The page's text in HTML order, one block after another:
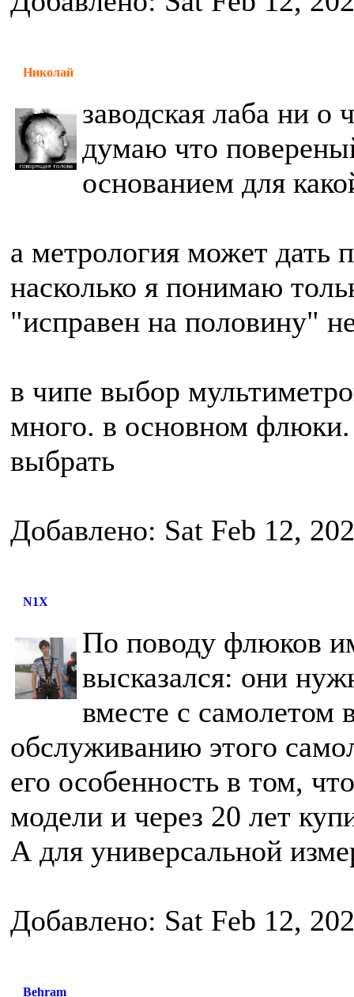
Николай
заводская лаба ни о
думаю что
основанием для
а метрология может дать
насколько я понимаю
"исправен на половину"
в чипе выбор
много. в основном
выбрать
Добавлено: Sat Feb 12,
N1X
По поводу флюков
высказался: они
вместе с самолетом
обслуживанию этого
его особенность в том,
модели и через 20 лет
А для универсальной
Добавлено: Sat Feb 12,
Behram